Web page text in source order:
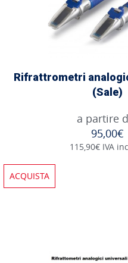
Rifrattrometri
(Sale)
a partire
95,00€
115,90€ IVA
ACQUISTA